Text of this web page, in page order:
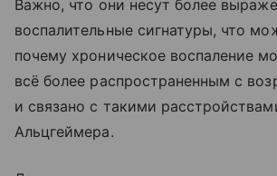
Важно, что они несут более
воспалительные сигнатуры, что
почему хроническое воспаление
всё более распространенным с
и связано с такими
Альцгеймера.